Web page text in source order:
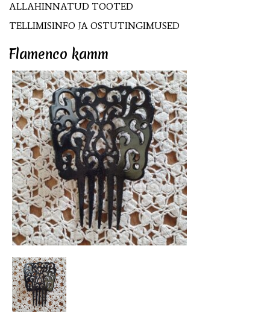
ALLAHINNATUD TOOTED
TELLIMISINFO JA OSTUTINGIMUSED
Flamenco kamm